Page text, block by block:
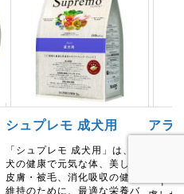
シュプレモ 成犬用
「シュプレモ 成犬用」は、愛
犬の健康で元気な体、美しい
皮膚・被毛、消化吸収の健康
維持のために、最適な栄養バ
アラ
ード